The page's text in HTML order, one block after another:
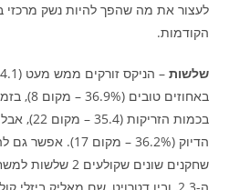
לעצור את מה שהפך להיות נשק
הקודמות.
שלשות
באחוזים
בכמות
שחקנים שונים